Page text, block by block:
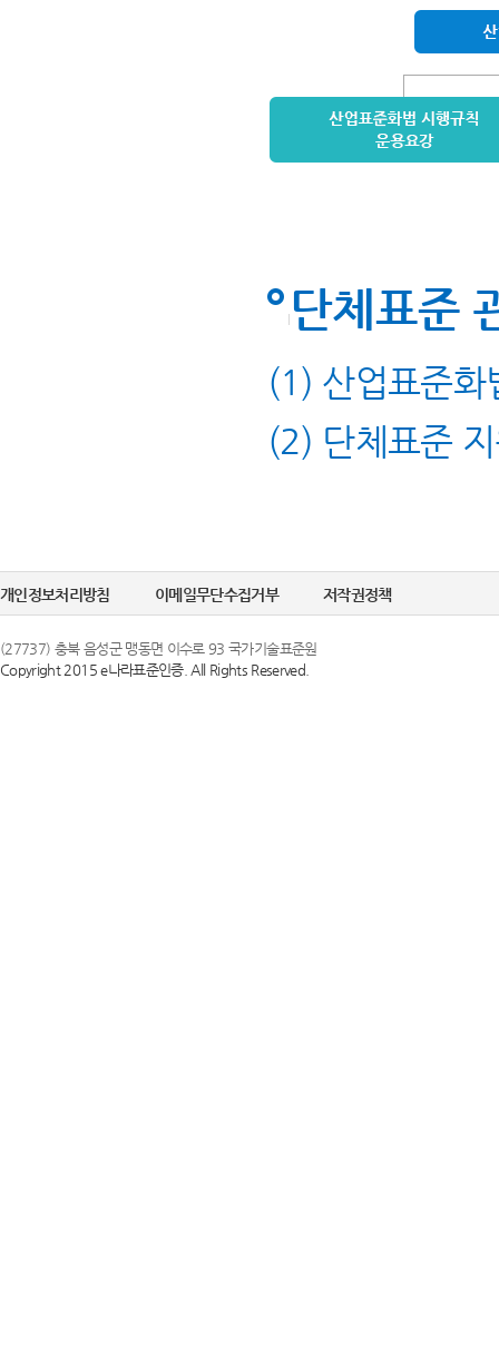
단체표준
(1) 산업표준화
(2) 단체표준
개인정보처리방침 이메일무단수집거부 저작권정책
(27737) 충북 음성군 맹동면 이수로 93 국가기술표준원
Copyright 2015 e나라표준인증. All Rights Reserved.